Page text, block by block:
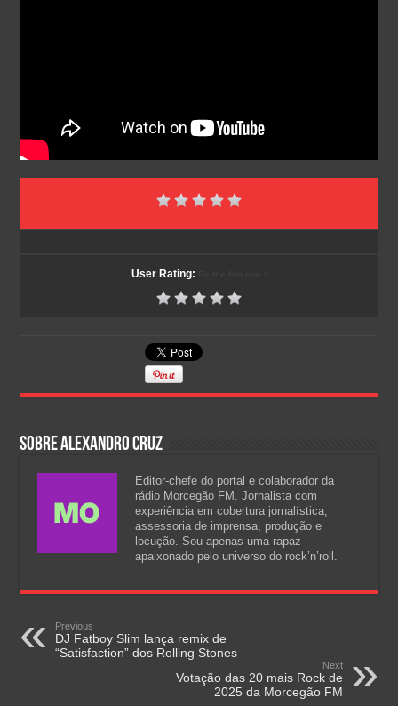
User Rating:
Sobre Alexandro Cruz
Editor-chefe do portal e colaborador da
rádio Morcegão FM. Jornalista com
experiência em cobertura jornalística,
assessoria de imprensa, produção e
locução. Sou apenas uma rapaz
apaixonado pelo universo do rock’n’roll.
Previous
DJ Fatboy Slim lança remix de
“Satisfaction” dos Rolling Stones
Next
Votação das 20 mais Rock de
2025 da Morcegão FM